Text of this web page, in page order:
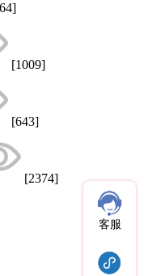
[1009]
[643]
[2374]
客服